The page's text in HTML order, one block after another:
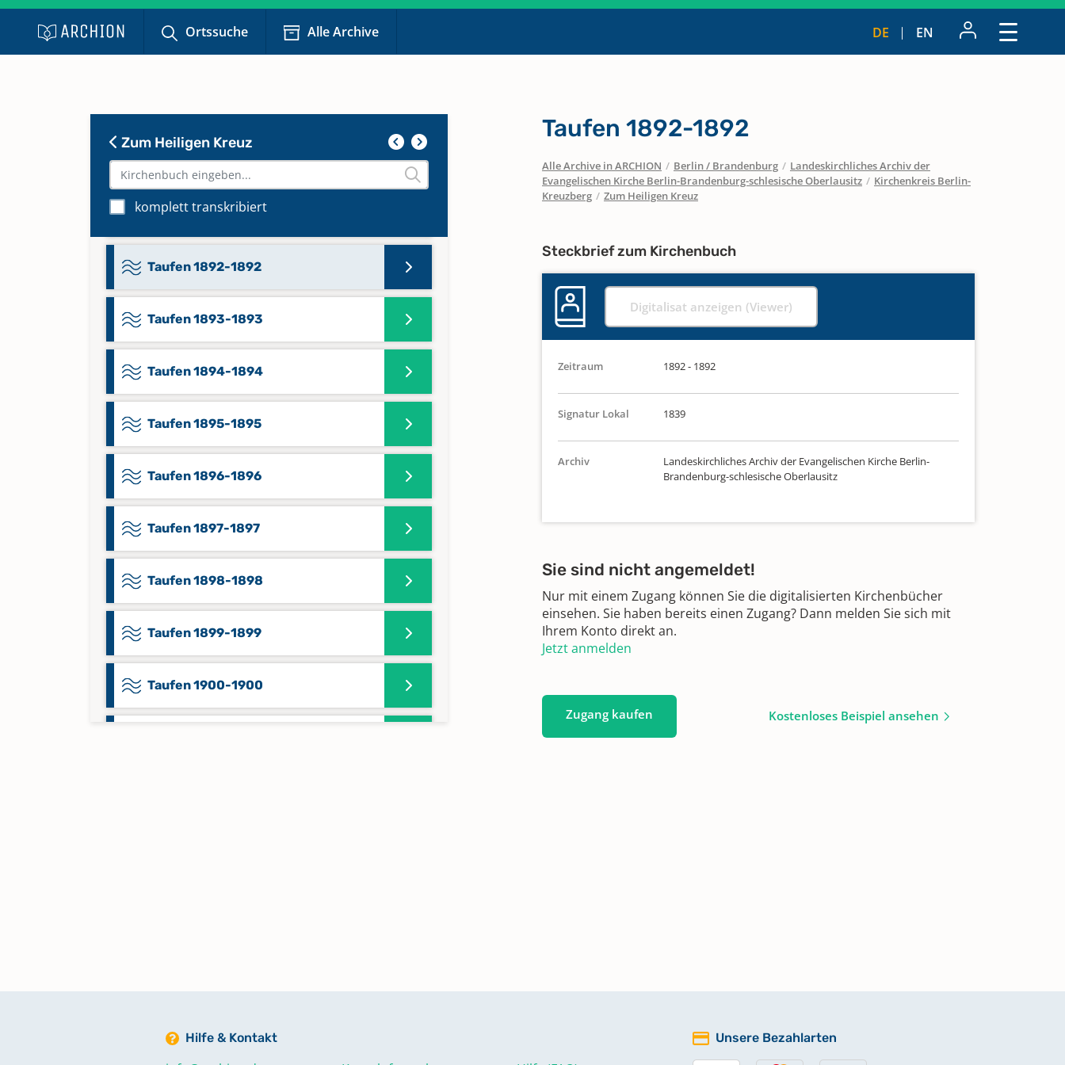
Ortssuche Alle Archive DE EN
Zum Heiligen Kreuz
komplett transkribiert
Taufen 1887-1887
Taufen 1888-1888
Taufen 1890-1890
Taufen 1891-1891
Taufen 1892-1892
Taufen 1893-1893
Taufen 1894-1894
Taufen 1895-1895
Taufen 1896-1896
Taufen 1897-1897
Taufen 1898-1898
Taufen 1899-1899
Taufen 1900-1900
Taufen 1892-1892
Alle Archive in ARCHION / Berlin / Brandenburg / Landeskirchliches Archiv der
Evangelischen Kirche Berlin-Brandenburg-schlesische Oberlausitz / Kirchenkreis Berlin-
Kreuzberg / Zum Heiligen Kreuz
Steckbrief zum Kirchenbuch
Digitalisat anzeigen (Viewer)
Zeitraum 1892 - 1892
Signatur Lokal 1839
Archiv
Landeskirchliches Archiv der Evangelischen Kirche Berlin-
Brandenburg-schlesische Oberlausitz
Sie sind nicht angemeldet!
Nur mit einem Zugang können Sie die digitalisierten Kirchenbücher
einsehen. Sie haben bereits einen Zugang? Dann melden Sie sich mit
Ihrem Konto direkt an.
Jetzt anmelden
Zugang kaufen Kostenloses Beispiel ansehen
Hilfe & Kontakt Unsere Bezahlarten